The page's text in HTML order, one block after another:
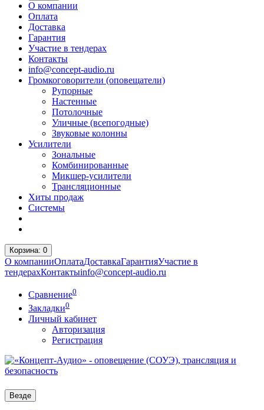
О компании
Оплата
Доставка
Гарантия
Участие в тендерах
Контакты
info@concept-audio.ru
Громкоговорители (оповещатели)
Рупорные
Настенные
Потолочные
Уличные (всепогодные)
Звуковые колонны
Усилители
Зональные
Комбинированные
Микшер-усилители
Трансляционные
Хиты продаж
Системы
Корзина: 0
О компанииОплатаДоставкаГарантияУчастие в
тендерахКонтактыinfo@concept-audio.ru
Сравнение0
Закладки0
Личный кабинет
Авторизация
Регистрация
Везде